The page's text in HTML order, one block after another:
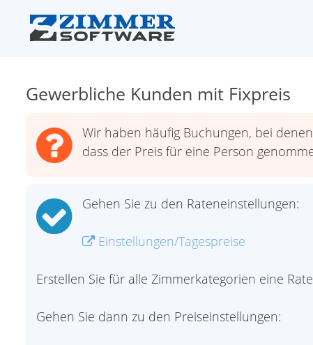
Gewerbliche Kunden mit Fixpreis
Wir haben häufig Buchungen, bei
dass der Preis für eine Person
Gehen Sie zu den Rateneinstellungen:
Einstellungen/Tagespreise
Erstellen Sie für alle Zimmerkategorien eine
Gehen Sie dann zu den Preiseinstellungen: